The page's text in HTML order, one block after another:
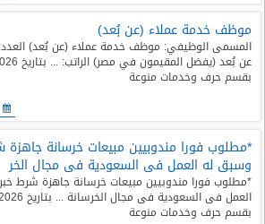
وظائف
حكومية
المدونة
موظف خدمة عملاء (عن بُعد)
بقسم حرف وخدمات منوعة
*مطلوب فورا مندوبيين مبيعات خرسانة
وسبق له العمل فى السعودية فى مجال الخر
*مطلوب فورا مندوبيين مبيعات خرسانة جاهزة شرط
بقسم حرف وخدمات منوعة